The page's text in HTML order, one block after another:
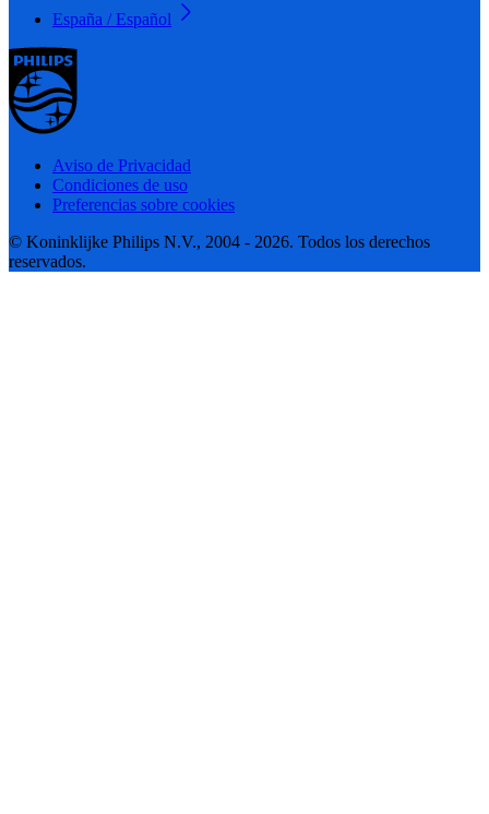
España / Español
Aviso de Privacidad
Condiciones de uso
Preferencias sobre cookies
© Koninklijke Philips N.V., 2004 - 2026. Todos los derechos
reservados.